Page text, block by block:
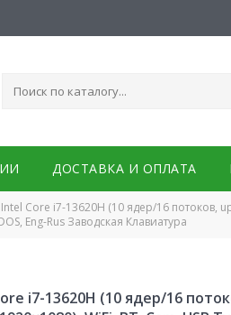
ДОСТАВКА И ОПЛАТА
Core i7-13620H (10 ядер/16 потоков,
Eng-Rus Заводская Клавиатура
i7-13620H (10 ядер/16